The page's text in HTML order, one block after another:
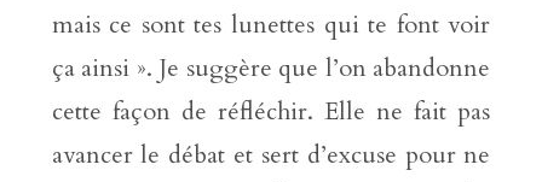
mais ce sont tes lunettes qui te font voir
ça ainsi ». Je suggère que l’on abandonne
cette façon de réfléchir. Elle ne fait pas
avancer le débat et sert d’excuse pour ne